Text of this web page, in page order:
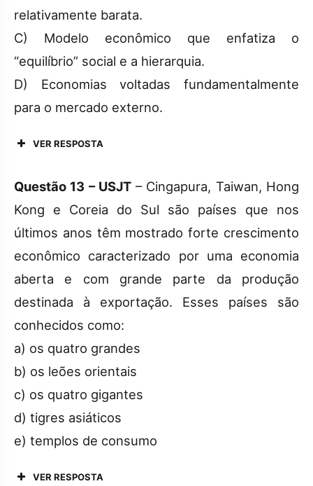
relativamente barata.
C) Modelo econômico que enfatiza o
“equilíbrio” social e a hierarquia.
D) Economias voltadas fundamentalmente
para o mercado externo.
VER RESPOSTA
Questão 13 – USJT– Cingapura, Taiwan, Hong
Kong e Coreia do Sul são países que nos
últimos anos têm mostrado forte crescimento
econômico caracterizado por uma economia
aberta e com grande parte da produção
destinada à exportação. Esses países são
conhecidos como:
a) os quatro grandes
b) os leões orientais
c) os quatro gigantes
d) tigres asiáticos
e) templos de consumo
VER RESPOSTA